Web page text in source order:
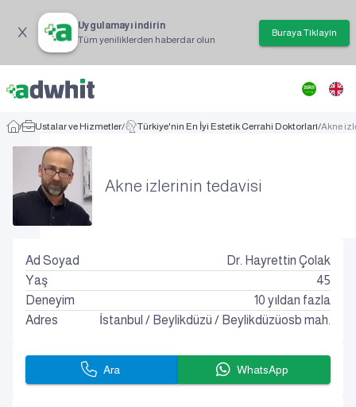
Uygulamayı indirin
Tüm yeniliklerden haberdar olun
Buraya Tıklayın
/ Ustalar ve Hizmetler/ Türkiye'nin En İyi Estetik Cerrahi Doktorları/Akne
Akne izlerinin tedavisi
Ad Soyad
Dr. Hayrettin Çolak
Yaş
45
Deneyim
10 yıldan fazla
Adres
İstanbul / Beylikdüzü / Beylikdüzüosb mah.
Ara WhatsApp